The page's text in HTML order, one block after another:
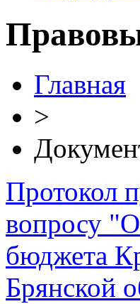
Главная
>
Протокол
вопросу
бюджета
Брянской